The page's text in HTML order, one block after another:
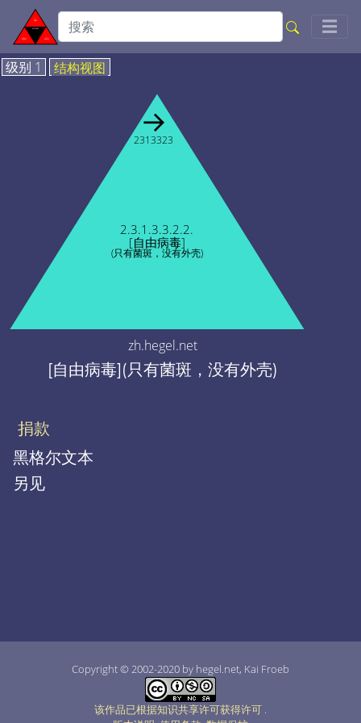
☰
级别 1 结构视图
2.3.1.3.3.2.2.
[自由病毒]
(只有菌斑，没有外壳)
→
2313323
zh.hegel.net
[自由病毒](只有菌斑，没有外壳)
捐款
黑格尔文本
另见
Copyright © 2002-2020 by hegel.net, Kai Froeb
该作品已根据知识共享许可获得许可 .